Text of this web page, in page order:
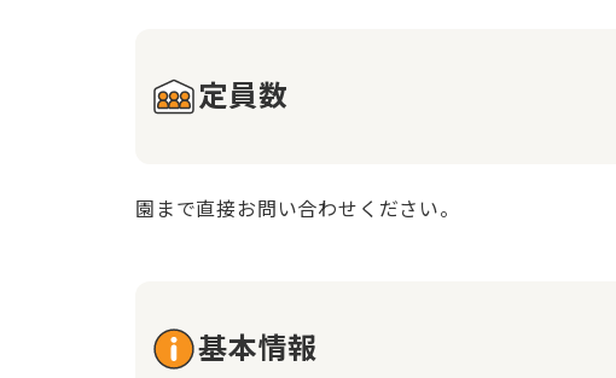
定員数
園まで直接お問い合わせください。
基本情報